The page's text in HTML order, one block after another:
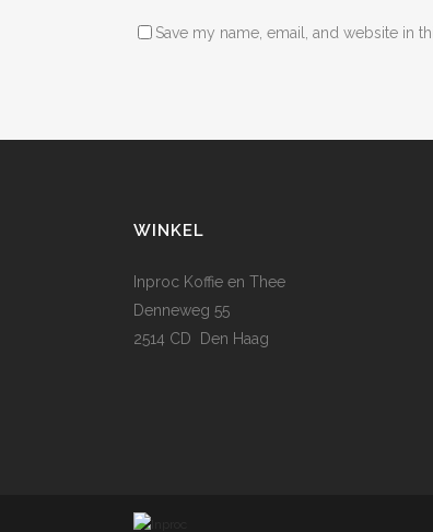
Save my name, email, and website in
WINKEL
Inproc Koffie en Thee
Denneweg 55
2514 CD Den Haag